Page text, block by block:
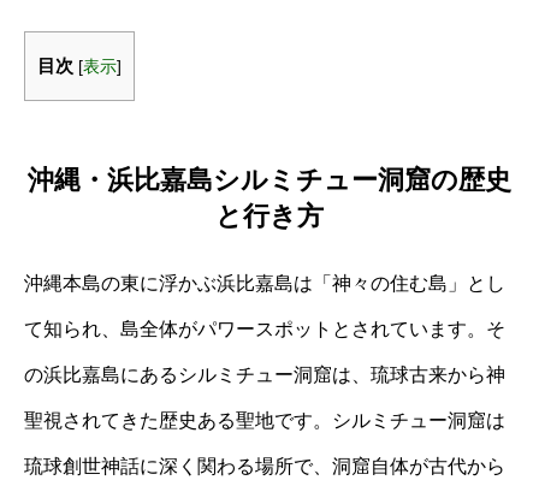
目次 [表示]
沖縄・浜比嘉島シルミチュー洞窟の歴史
と行き方
沖縄本島の東に浮かぶ浜比嘉島は「神々の住む島」とし
て知られ、島全体がパワースポットとされています。そ
の浜比嘉島にあるシルミチュー洞窟は、琉球古来から神
聖視されてきた歴史ある聖地です。シルミチュー洞窟は
琉球創世神話に深く関わる場所で、洞窟自体が古代から